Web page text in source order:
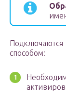
Подключаются
способом: